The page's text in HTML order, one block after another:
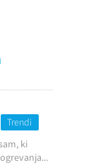
Trendi
ki